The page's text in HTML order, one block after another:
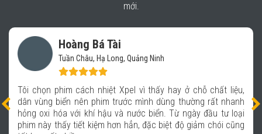
mới.
chất liệu,
rất nhanh
đầu tư loại
chói cũng
Vũ Mạnh Báu
Hệ thống chăm sóc xe- Auto 365 Quảng
Xpel là thương hiệu được nhiều người trong giới
tôi rất tự hào khi được kết hợp với Xpel để
sản phẩm chất lượng, giúp các khách hàng
dịch vụ tại hệ thống Auto 365 hoàn toàn an